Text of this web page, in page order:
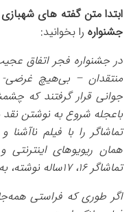
ابتدا متن گفته های شهبازی
جشنواره را بخوانید:
در جشنواره فجر اتفاق
منتقدان – بی‌هیچ غرضی-
جوانی قرار گرفتند که
باعجله شروع به نوشتن
تماشاگر را با فیلم
همان ریویو‌های
تماشاگر ١٦، ١٧ساله نوشته، به زبان شیک‌تر بزند!
اگر طوری که فراستی